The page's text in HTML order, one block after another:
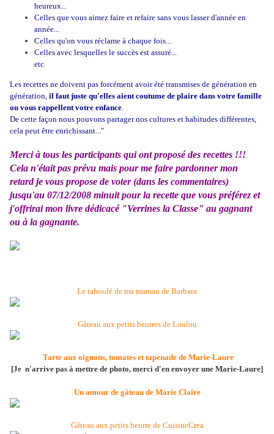
heureux...
Celles que vous aimez faire et refaire sans vous lasser d'année en
année...
Celles qu'on vous réclame à chaque fois...
Celles avec lesquelles le succès est assuré...
etc
Les recettes ne doivent pas forcément avoir été transmises de génération en
génération, il faut juste qu'elles aient coutume de plaire dans votre famille
ou vous rappellent votre enfance.
De cette façon nous pouvons partager nos cultures et habitudes différentes,
cela peut être enrichissant..."
Merci à tous les participants qui ont proposé des recettes !!!
Cela n'était pas prévu mais pour me faire pardonner mon
retard je vous propose de voter (dans les commentaires)
jusqu'au 07/12/2008 minuit pour la recette que vous préférez et
j'offrirai mon livre dédicacé "Verrines la Classe" au gagnant
ou à la gagnante.
Le taboulé de ma maman de Barbara
Gâteau aux petits beurres de Loulou
Tarte aux oignons, tomates et tapenade de Marie-Laure
[Je n'arrive pas à mettre de photo, merci d'en envoyer une Marie-Laure]
Un amour de gâteau de Marie Claire
Gâteau aux petits beurre de CuisineCrea